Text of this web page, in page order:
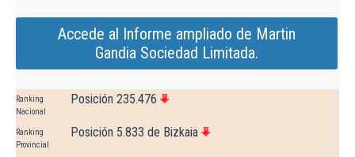
Accede al Informe ampliado de Martin
Gandia Sociedad Limitada.
Ranking
Nacional
Posición 235.476
Ranking
Provincial
Posición 5.833 de Bizkaia